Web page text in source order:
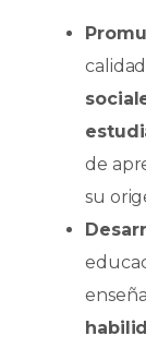
de
su